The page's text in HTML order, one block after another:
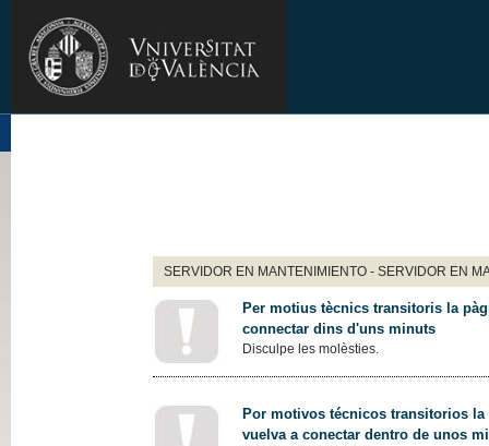
SERVIDOR EN MANTENIMIENTO - SERVIDOR EN
Per motius tècnics transitoris la
connectar dins d'uns minuts
Disculpe les molèsties.
Por motivos técnicos transitorios
vuelva a conectar dentro de unos